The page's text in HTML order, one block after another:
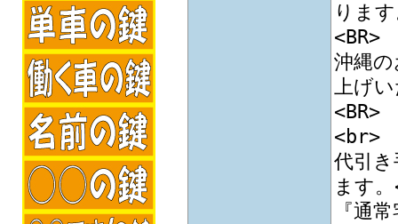
りま
<BR>
沖縄
上げ
<BR>
<br>
代引
ます。
『通